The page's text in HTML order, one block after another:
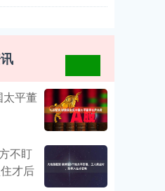
太平董
不盯
才后